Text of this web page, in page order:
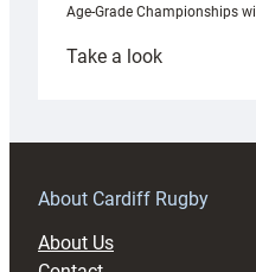
Age-Grade Championships
Take a look:
prepare
RAG
About Cardiff Rugby
About Us